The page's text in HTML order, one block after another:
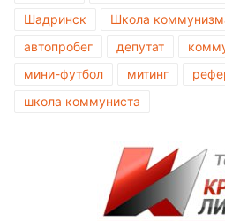
Шадринск
Школа
автопробег
депутат
мини-футбол
митинг
школа коммуниста